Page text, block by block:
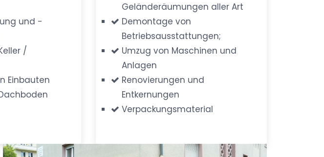
und -
/
Einbauten
Geländeräumungen aller Art
Demontage von
Betriebsausstattungen;
Umzug von Maschinen und
Anlagen
Renovierungen und
Entkernungen
Verpackungsmaterial